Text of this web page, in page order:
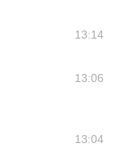
13:14
13:06
13:04